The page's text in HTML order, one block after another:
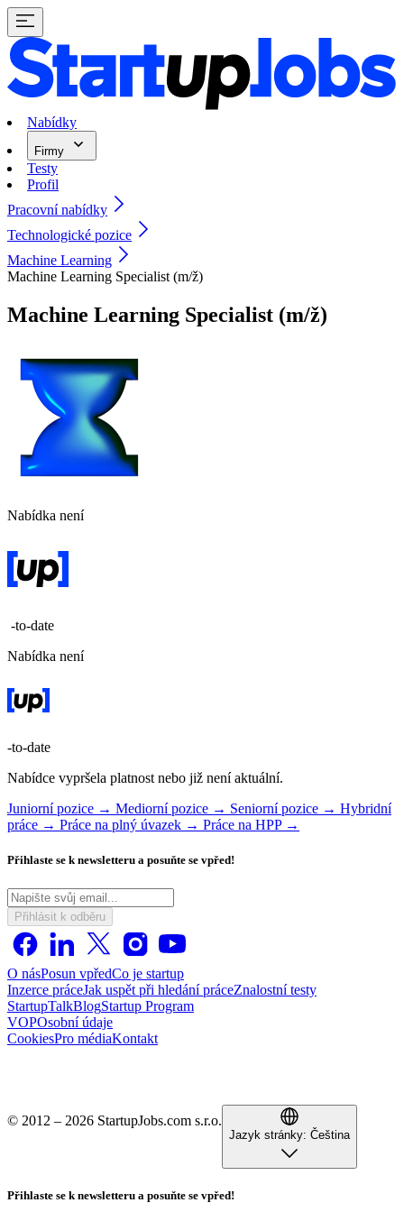
Nabídky
Firmy
Testy
Profil
Pracovní nabídky
Technologické pozice
Machine Learning
Machine Learning Specialist (m/ž)
Machine Learning Specialist (m/ž)
Nabídka není
-to-date
Nabídka není
-to-date
Nabídce vypršela platnost nebo již není aktuální.
Juniorní pozice → Mediorní pozice → Seniorní pozice → Hybridní
práce → Práce na plný úvazek → Práce na HPP →
Přihlaste se k newsletteru a posuňte se vpřed!
Přihlásit k odběru
O násPosun vpředCo je startup
Inzerce práceJak uspět při hledání práceZnalostní testy
StartupTalkBlogStartup Program
VOPOsobní údaje
CookiesPro médiaKontakt
© 2012 – 2026 StartupJobs.com s.r.o.
Jazyk stránky: Čeština
Přihlaste se k newsletteru a posuňte se vpřed!